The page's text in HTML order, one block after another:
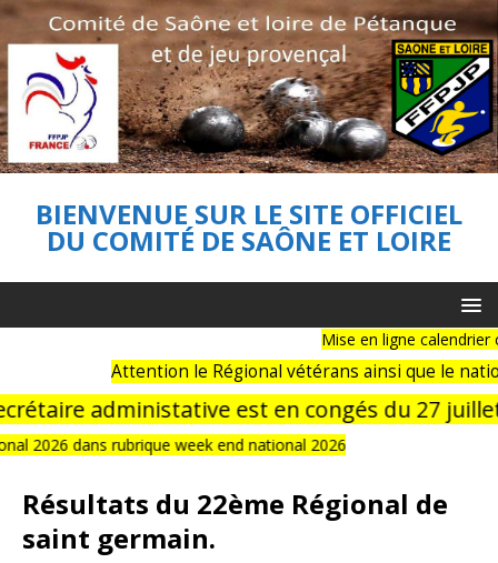
BIENVENUE SUR LE SITE OFFICIEL
DU COMITÉ DE SAÔNE ET LOIRE
Mise en ligne calendrier
Attention le Régional vétérans ainsi que le national
administative est en congés du 27 juillet au
dans rubrique week end national 2026
Résultats du 22ème Régional de
saint germain.